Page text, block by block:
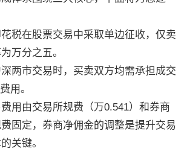
税在股票交易中采取单边征收，仅卖
万分之五。
两市交易时，买卖双方均需承担成交
用。
用由交易所规费（万0.541）和券商
固定，券商净佣金的调整是提升交易
关键。